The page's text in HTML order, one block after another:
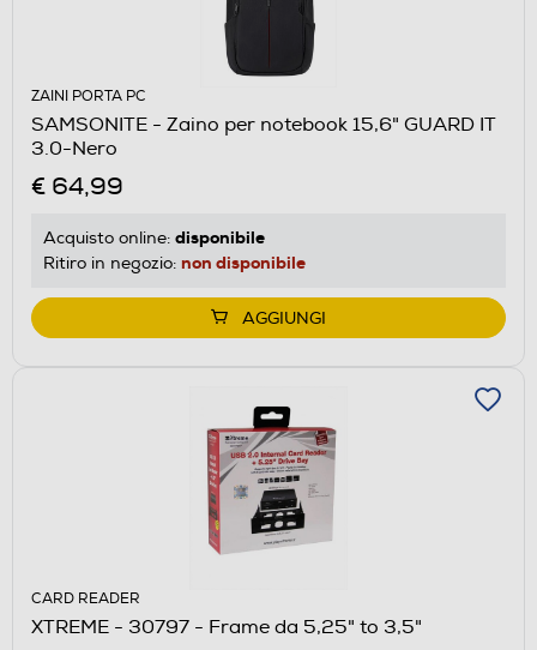
ZAINI PORTA PC
SAMSONITE - Zaino per notebook 15,6" GUARD IT
3.0-Nero
€ 64,99
Acquisto online: disponibile
Ritiro in negozio: non disponibile
AGGIUNGI
CARD READER
XTREME - 30797 - Frame da 5,25" to 3,5"